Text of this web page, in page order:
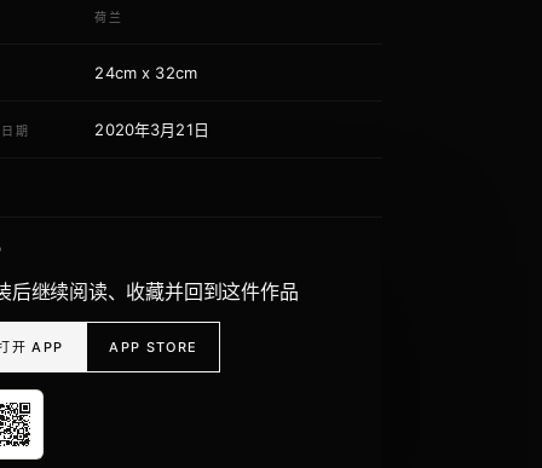
荷兰
24cm x 32cm
期 2020年3月21日
后继续阅读、收藏并回到这件作品
开 APP APP STORE